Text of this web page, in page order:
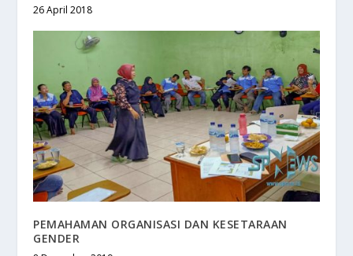
26 April 2018
PEMAHAMAN ORGANISASI DAN KESETARAAN
GENDER